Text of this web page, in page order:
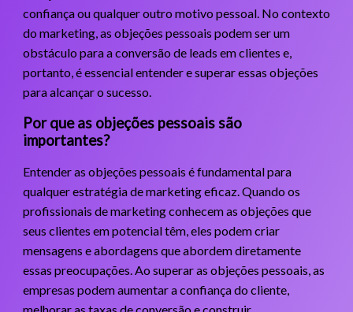
confiança ou qualquer outro motivo pessoal. No contexto
do marketing, as objeções pessoais podem ser um
obstáculo para a conversão de leads em clientes e,
portanto, é essencial entender e superar essas objeções
para alcançar o sucesso.
Por que as objeções pessoais são
importantes?
Entender as objeções pessoais é fundamental para
qualquer estratégia de marketing eficaz. Quando os
profissionais de marketing conhecem as objeções que
seus clientes em potencial têm, eles podem criar
mensagens e abordagens que abordem diretamente
essas preocupações. Ao superar as objeções pessoais, as
empresas podem aumentar a confiança do cliente,